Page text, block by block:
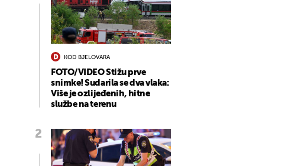
KOD BJELOVARA
FOTO/VIDEO Stižu prve
snimke! Sudarila se dva vlaka:
Više je ozlijeđenih, hitne
službe na terenu